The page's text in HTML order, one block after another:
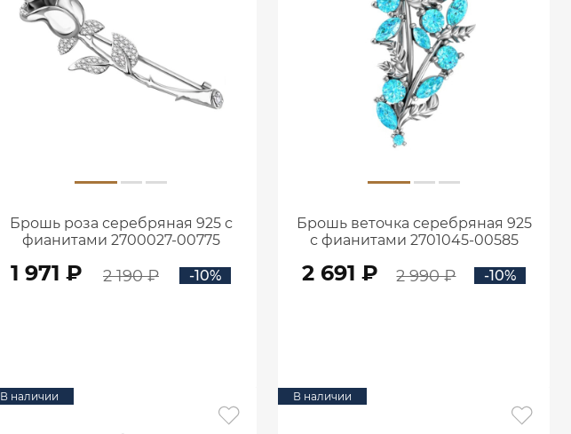
Брошь роза серебряная 925 с
фианитами 2700027-00775
1 971 ₽ 2 190 ₽ -10%
Брошь веточка серебряная 925
с фианитами 2701045-00585
2 691 ₽ 2 990 ₽ -10%
В наличии В наличии